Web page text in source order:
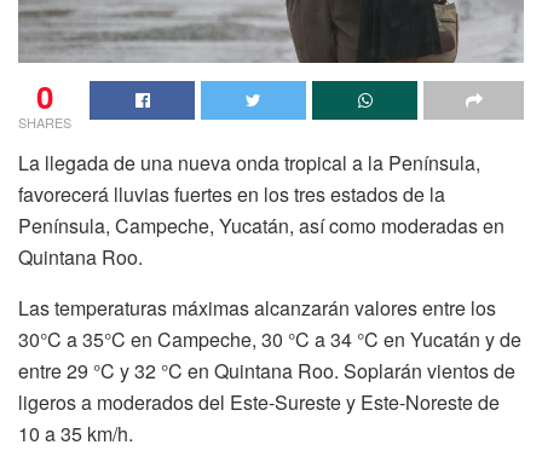
0
SHARES
La llegada de una nueva onda tropical a la Península,
favorecerá lluvias fuertes en los tres estados de la
Península, Campeche, Yucatán, así como moderadas en
Quintana Roo.
Las temperaturas máximas alcanzarán valores entre los
30°C a 35°C en Campeche, 30 °C a 34 °C en Yucatán y de
entre 29 °C y 32 °C en Quintana Roo. Soplarán vientos de
ligeros a moderados del Este-Sureste y Este-Noreste de
10 a 35 km/h.